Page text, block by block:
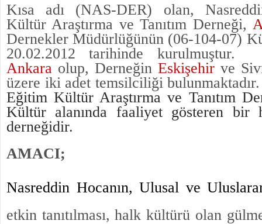
Kısa adı (NAS-DER) olan,
Kültür Araştırma ve Tanıtım Derneği,
Dernekler Müdürlüğünün (06-104-07)
20.02.2012 tarihinde kurulmuştur.
Ankara olup, Derneğin Eskişehir ve
üzere iki adet temsilciliği
Eğitim Kültür Araştırma ve Tanıtım
Kültür alanında faaliyet gösteren bir
derneğidir.
AMACI;
Nasreddin Hocanın, Ulusal ve
etkin tanıtılması, halk kültürü olan